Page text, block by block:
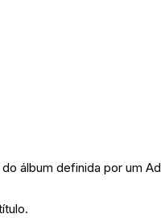
álbum definida por um